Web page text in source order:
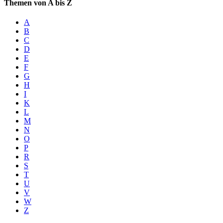
Themen von A bis Z
A
B
C
D
E
F
G
H
I
K
L
M
N
O
P
R
S
T
U
V
W
Z